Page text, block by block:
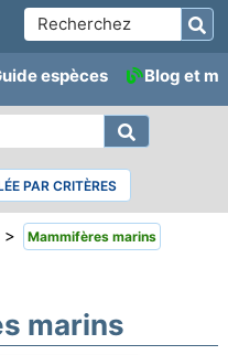
espèces Blog et
PAR CRITÈRES
> Mammifères marins
marins